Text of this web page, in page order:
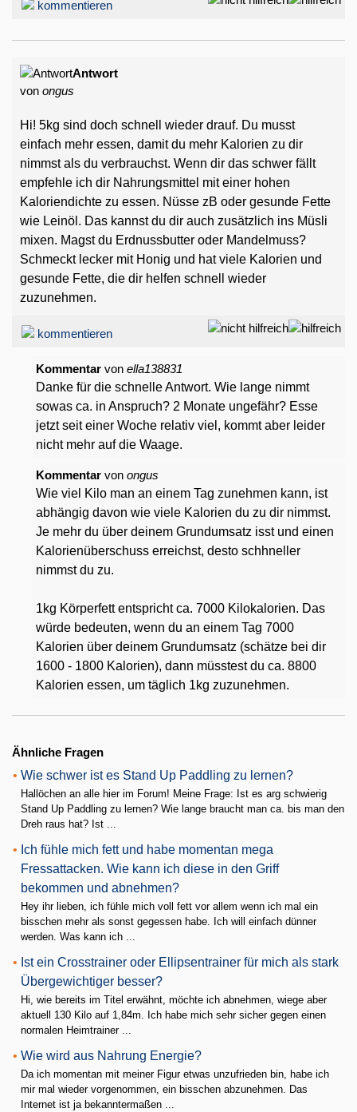
kommentieren
Antwort
von ongus
Hi! 5kg sind doch schnell wieder drauf. Du musst
einfach mehr essen, damit du mehr Kalorien zu dir
nimmst als du verbrauchst. Wenn dir das schwer fällt
empfehle ich dir Nahrungsmittel mit einer hohen
Kaloriendichte zu essen. Nüsse zB oder gesunde Fette
wie Leinöl. Das kannst du dir auch zusätzlich ins Müsli
mixen. Magst du Erdnussbutter oder Mandelmuss?
Schmeckt lecker mit Honig und hat viele Kalorien und
gesunde Fette, die dir helfen schnell wieder
zuzunehmen.
kommentieren
Kommentar von ella138831
Danke für die schnelle Antwort. Wie lange nimmt
sowas ca. in Anspruch? 2 Monate ungefähr? Esse
jetzt seit einer Woche relativ viel, kommt aber leider
nicht mehr auf die Waage.
Kommentar von ongus
Wie viel Kilo man an einem Tag zunehmen kann, ist
abhängig davon wie viele Kalorien du zu dir nimmst.
Je mehr du über deinem Grundumsatz isst und einen
Kalorienüberschuss erreichst, desto schhneller
nimmst du zu.
1kg Körperfett entspricht ca. 7000 Kilokalorien. Das
würde bedeuten, wenn du an einem Tag 7000
Kalorien über deinem Grundumsatz (schätze bei dir
1600 - 1800 Kalorien), dann müsstest du ca. 8800
Kalorien essen, um täglich 1kg zuzunehmen.
Ähnliche Fragen
• Wie schwer ist es Stand Up Paddling zu lernen?
Hallöchen an alle hier im Forum! Meine Frage: Ist es arg schwierig
Stand Up Paddling zu lernen? Wie lange braucht man ca. bis man den
Dreh raus hat? Ist ...
• Ich fühle mich fett und habe momentan mega
Fressattacken. Wie kann ich diese in den Griff
bekommen und abnehmen?
Hey ihr lieben, ich fühle mich voll fett vor allem wenn ich mal ein
bisschen mehr als sonst gegessen habe. Ich will einfach dünner
werden. Was kann ich ...
• Ist ein Crosstrainer oder Ellipsentrainer für mich als stark
Übergewichtiger besser?
Hi, wie bereits im Titel erwähnt, möchte ich abnehmen, wiege aber
aktuell 130 Kilo auf 1,84m. Ich habe mich sehr sicher gegen einen
normalen Heimtrainer ...
• Wie wird aus Nahrung Energie?
Da ich momentan mit meiner Figur etwas unzufrieden bin, habe ich
mir mal wieder vorgenommen, ein bisschen abzunehmen. Das
Internet ist ja bekanntermaßen ...